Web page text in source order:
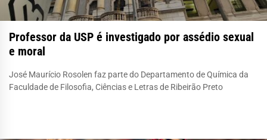
Professor da USP é investigado por assédio sexual
e moral
José Maurício Rosolen faz parte do Departamento de Química da
Faculdade de Filosofia, Ciências e Letras de Ribeirão Preto